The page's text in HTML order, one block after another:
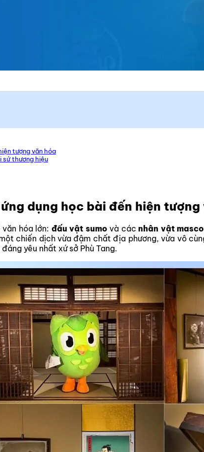
tượng văn hóa
sứ thương hiệu
dụng học bài đến hiện tượng
hóa lớn: đấu vật sumo và cácnhân vật
chiến dịch vừa đậm chất địa phương, vừa vô
yêu nhất xứ sở Phù Tang.